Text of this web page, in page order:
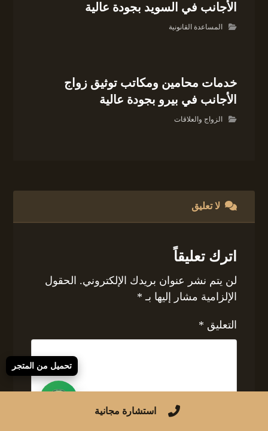
الأجانب في السويد بجودة عالية
المساعدة القانونية
خدمات محامين ومكاتب توثيق زواج
الأجانب في بيرو بجودة عالية
الزواج والعلاقات
لا تعليق
اترك تعليقاً
لن يتم نشر عنوان بريدك الإلكتروني. الحقول
الإلزامية مشار إليها بـ *
التعليق *
استشارة مجانية
تحميل من المتجر